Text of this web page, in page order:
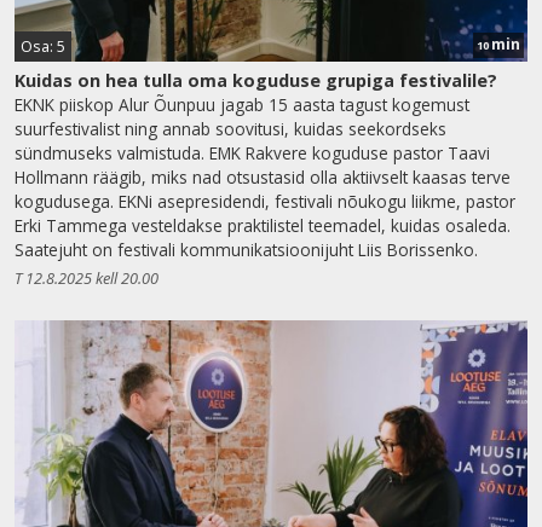
Osa: 5 10min
Kuidas on hea tulla oma koguduse grupiga festivalile?
EKNK piiskop Alur Õunpuu jagab 15 aasta tagust kogemust
suurfestivalist ning annab soovitusi, kuidas seekordseks
sündmuseks valmistuda. EMK Rakvere koguduse pastor Taavi
Hollmann räägib, miks nad otsustasid olla aktiivselt kaasas terve
kogudusega. EKNi asepresidendi, festivali nõukogu liikme, pastor
Erki Tammega vesteldakse praktilistel teemadel, kuidas osaleda.
Saatejuht on festivali kommunikatsioonijuht Liis Borissenko.
T 12.8.2025 kell 20.00